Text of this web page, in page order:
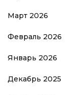
Март 2026
Февраль 2026
Январь 2026
Декабрь 2025